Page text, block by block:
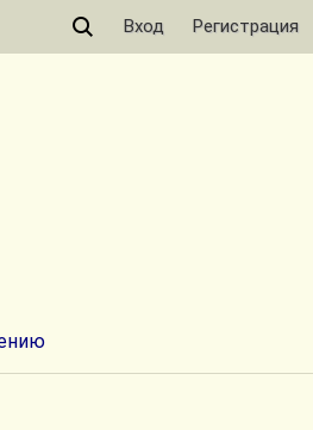
Вход Регистрация